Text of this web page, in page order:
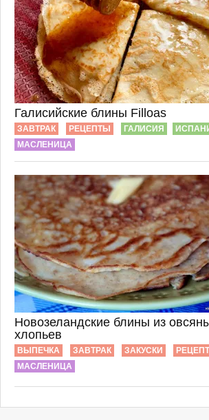
Галисийские блины Filloas
ЗАВТРАК РЕЦЕПТЫ ГАЛИСИЯ
МАСЛЕНИЦА
Новозеландские блины из
хлопьев
ВЫПЕЧКА ЗАВТРАК ЗАКУСКИ
МАСЛЕНИЦА